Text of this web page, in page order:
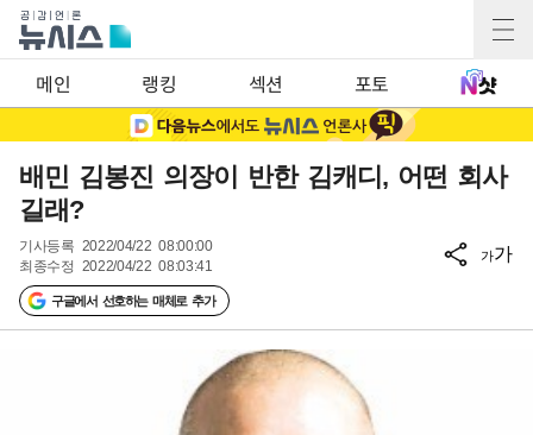
메인 랭킹 섹션 포토
배민 김봉진 의장이 반한 김캐디, 어떤 회사
길래?
기사등록 2022/04/22 08:00:00
최종수정 2022/04/22 08:03:41
구글에서 선호하는 매체로 추가
가가